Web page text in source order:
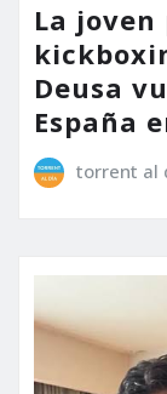
La joven
Deusa
España
torrent al